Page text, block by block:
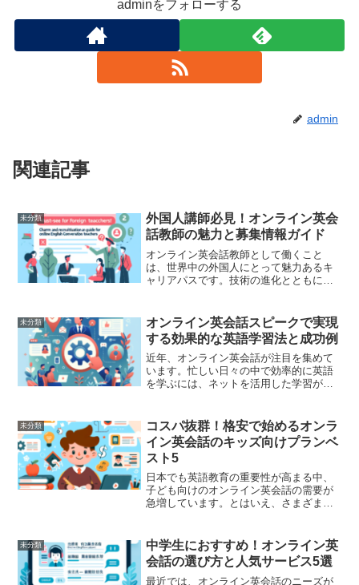
adminをフォローする
admin
関連記事
未分類
外国人講師必見！オンライン英会
話教師の魅力と募集情報ガイド
オンライン英会話教師として働くこと
は、世界中の外国人にとって魅力あるキ
ャリアパスです。技術の進化とともに、
た。このブログでは、オンライン英会話
教師の魅力や、実際に求人情報...
未分類
オンライン英会話スピークで実現
する効果的な英語学習法と成功例
近年、オンライン英会話が注目を集めて
います。忙しい日々の中で効率的に英語
を学ぶには、ネットを活用した学習が鍵
オンライン英会話は多くの利用者に支持
されています。今回は、ス...
未分類
コスパ抜群！格安で始めるオンラ
イン英会話のキッズ向けプランベ
スト5
日本でも英語教育の重要性が高まる中、
子ども向けのオンライン英会話の需要が
急増しています。とはいえ、さまざまな
そこで今回は、品質とコストのバランス
が取れた「コスパ抜群」の...
未分類
中学生におすすめ！オンライン英
会話の選び方と人気サービス5選
最近では、オンライン英会話のニーズが